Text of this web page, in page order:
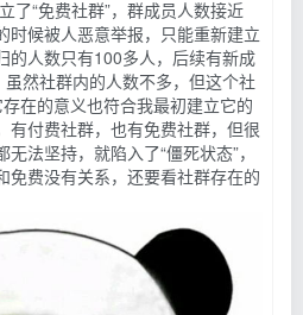
了“免费社群”，群成员人数接近
时候被人恶意举报，只能重新建立
的人数只有100多人，后续有新成
然社群内的人数不多，但这个社
在的意义也符合我最初建立它的
有付费社群，也有免费社群，但很
法坚持，就陷入了“僵死状态”，
免费没有关系，还要看社群存在的